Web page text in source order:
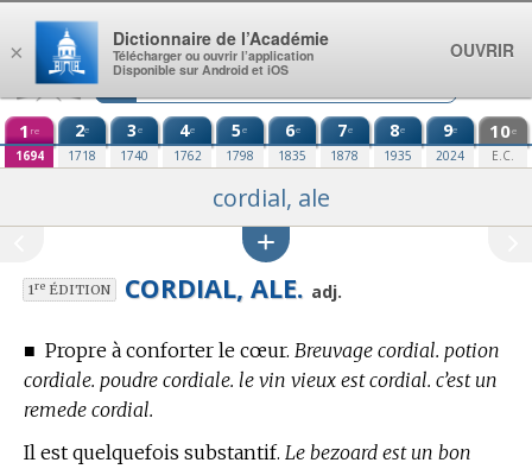
Aller au contenu
1 re
1694
2e
1718
3e
1740
4e
1762
5e
1798
6e
1835
7e
1878
8e
1935
9e
2024
10e
E.C.
cordial, ale
1reÉDITION CORDIAL, ALE. adj.
■ Propre à conforter le cœur. Breuvage cordial. potion
cordiale. poudre cordiale. le vin vieux est cordial. c’est un
remede cordial.
Il est quelquefois substantif. Le bezoard est un bon
×
Dictionnaire de l’Académie
Télécharger ou ouvrir l’application
Disponible sur Android et iOS
OUVRIR